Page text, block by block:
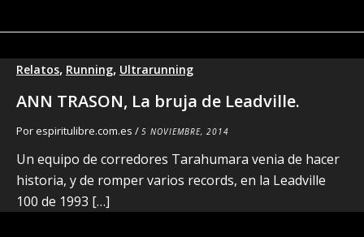
Relatos, Running, Ultrarunning
ANN TRASON, La bruja de Leadville.
Porespiritulibre.com.es / 5 NOVIEMBRE, 2014
Un equipo de corredores Tarahumara venia de hacer
historia, y de romper varios records, en la Leadville
100 de 1993 […]